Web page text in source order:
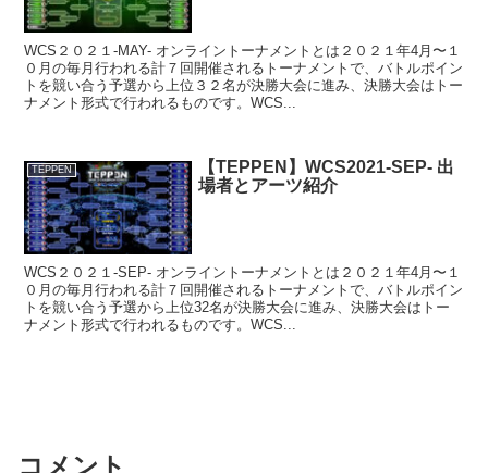
WCS２０２１-MAY- オンライントーナメントとは２０２１年4月〜１
０月の毎月行われる計７回開催されるトーナメントで、バトルポイン
トを競い合う予選から上位３２名が決勝大会に進み、決勝大会はトー
ナメント形式で行われるものです。WCS...
TEPPEN
【TEPPEN】WCS2021-SEP- 出
場者とアーツ紹介
WCS２０２１-SEP- オンライントーナメントとは２０２１年4月〜１
０月の毎月行われる計７回開催されるトーナメントで、バトルポイン
トを競い合う予選から上位32名が決勝大会に進み、決勝大会はトー
ナメント形式で行われるものです。WCS...
コメント